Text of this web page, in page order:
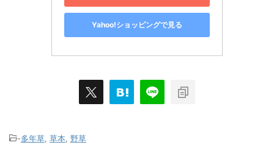
Yahoo!ショッピングで見る
-多年草 草本 野草